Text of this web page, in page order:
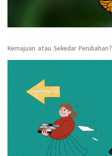
Kemajuan atau Sekedar Perubahan?